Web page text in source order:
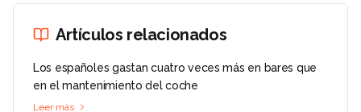
Artículos relacionados
Los españoles gastan cuatro veces más en bares que
en el mantenimiento del coche
Leer más